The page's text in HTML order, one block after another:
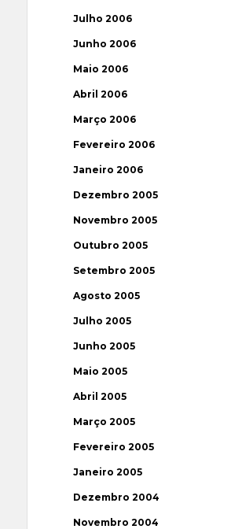
Julho 2006
Junho 2006
Maio 2006
Abril 2006
Março 2006
Fevereiro 2006
Janeiro 2006
Dezembro 2005
Novembro 2005
Outubro 2005
Setembro 2005
Agosto 2005
Julho 2005
Junho 2005
Maio 2005
Abril 2005
Março 2005
Fevereiro 2005
Janeiro 2005
Dezembro 2004
Novembro 2004